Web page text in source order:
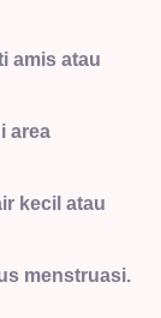
amis atau
area
kecil atau
menstruasi.